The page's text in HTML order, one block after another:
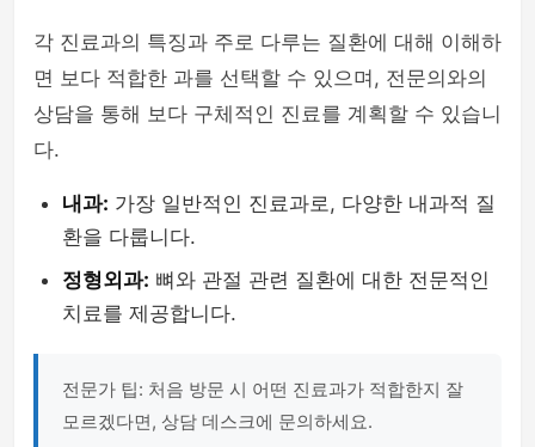
각 진료과의 특징과 주로 다루는 질환에 대해 이해하
면 보다 적합한 과를 선택할 수 있으며, 전문의와의
상담을 통해 보다 구체적인 진료를 계획할 수 있습니
다.
내과: 가장 일반적인 진료과로, 다양한 내과적 질
환을 다룹니다.
정형외과: 뼈와 관절 관련 질환에 대한 전문적인
치료를 제공합니다.
전문가 팁: 처음 방문 시 어떤 진료과가 적합한지 잘
모르겠다면, 상담 데스크에 문의하세요.